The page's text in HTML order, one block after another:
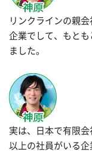
リンクラインの親
企業でして、もと
ました。
実は、日本で有限
以上の社員がいる